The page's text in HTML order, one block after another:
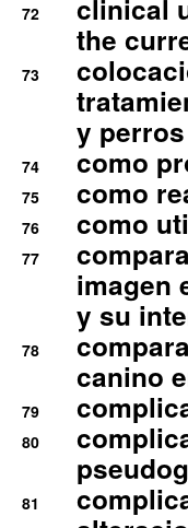
72
clinical
the
73
y
74 como
75 como
76 como
77
imagen
y su
78
canino
79
80
81